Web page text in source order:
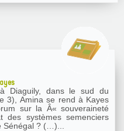
Diaguily, dans le sud du
3), Amina se rend à Kayes
sur la Â« souveraineté
Sénégal ? (…)...